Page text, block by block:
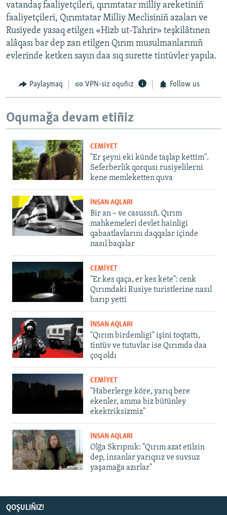
vatandaş faaliyetçileri, qırımtatar milliy areketiniñ
faaliyetçileri, Qırımtatar Milliy Meclisiniñ azaları ve
Rusiyede yasaq etilgen «Hizb ut-Tahrir» teşkilâtınen
alâqası bar dep zan etilgen Qırım musulmanlarınıñ
evlerinde ketken sayın daa sıq surette tintüvler yapıla.
Paylaşmaq VPN-siz oquñız Follow us
Oqumağa devam etiñiz
CEMİYET
"Er şeyni eki künde taşlap kettim".
Seferberlik qorqusı rusiyelilerni
kene memleketten quva
İNSAN AQLARI
Bir an – ve casussıñ. Qırım
mahkemeleri devlet hainligi
qabaatlavlarını daqqalar içinde
nasıl baqalar
CEMİYET
"Er kes qaça, er kes kete": cenk
Qırımdaki Rusiye turistlerine nasıl
barıp yetti
İNSAN AQLARI
"Qırım birdemligi" işini toqtattı,
tintüv ve tutuvlar ise Qırımda daa
çoq oldı
CEMİYET
"Haberlerge köre, yarıq bere
ekenler, amma biz bütünley
ekektriksizmiz"
İNSAN AQLARI
Olğa Skrıpnık: "Qırım azat etilsin
dep, insanlar yarıqsız ve suvsuz
yaşamağa azırlar"
QOŞULIÑIZ!